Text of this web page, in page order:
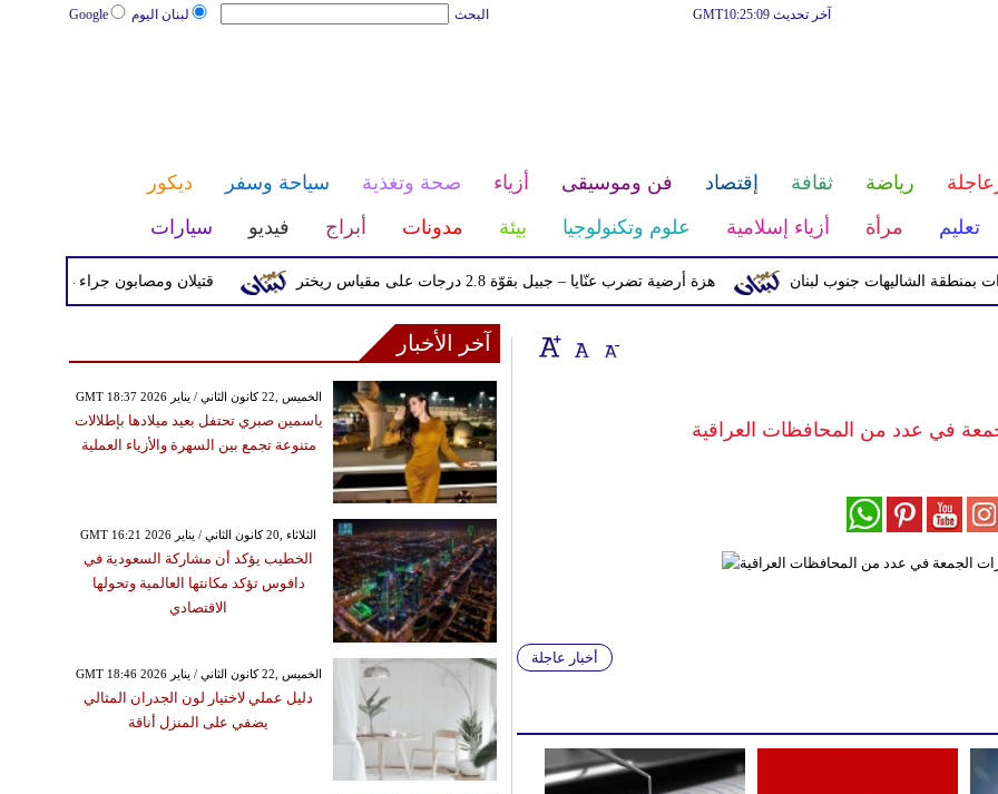
لبنان اليوم Google البحث آخر تحديث GMT10:25:09
رياضة ثقافة إقتصاد فن وموسيقى أزياء صحة وتغذية سياحة وسفر
ديكور
تعليم مرأة أزياء إسلامية علوم وتكنولوجيا بيئة مدونات أبراج فيديو سيارات
قتيلان ومصابون جراء 14 غارة إسرائيلية على شرق وجنوب لبنان هزة أرضية تضرب عنّايا – جبيل بقوّة 2.8 درجات على مقياس ريختر الشاليهات جنوب لبنان
في عدد من المحافظات العراقية
أخبار عاجلة
آخر الأخبار
GMT 18:37 2026 الخميس ,22 كانون الثاني / يناير
ياسمين صبري تحتفل بعيد ميلادها بإطلالات
متنوعة تجمع بين السهرة والأزياء العملية
GMT 16:21 2026 الثلاثاء ,20 كانون الثاني / يناير
الخطيب يؤكد أن مشاركة السعودية في
دافوس تؤكد مكانتها العالمية وتحولها
الاقتصادي
GMT 18:46 2026 الخميس ,22 كانون الثاني / يناير
دليل عملي لاختيار لون الجدران المثالي
يضفي على المنزل أناقة